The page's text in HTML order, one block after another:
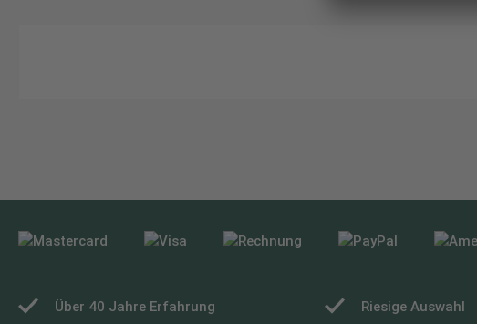
Über 40 Jahre Erfahrung Riesige Auswahl